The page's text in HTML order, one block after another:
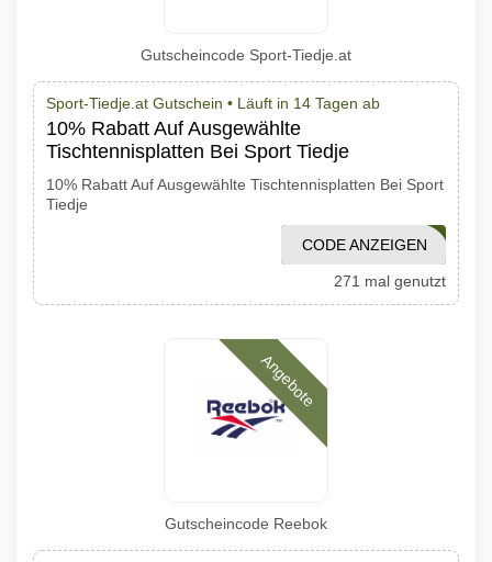
Gutscheincode Sport-Tiedje.at
Sport-Tiedje.at Gutschein • Läuft in 14 Tagen ab
10% Rabatt Auf Ausgewählte
Tischtennisplatten Bei Sport Tiedje
10% Rabatt Auf Ausgewählte Tischtennisplatten Bei Sport
Tiedje
TT-10-32
CODE ANZEIGEN
271 mal genutzt
Angebote
Gutscheincode Reebok